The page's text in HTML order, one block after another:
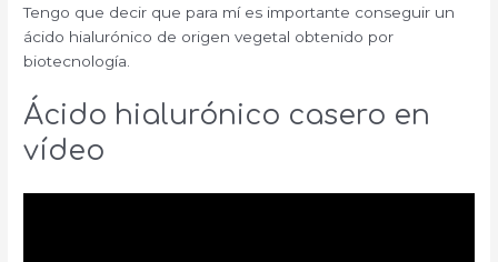
Tengo que decir que para mí es importante conseguir un
ácido hialurónico de origen vegetal obtenido por
biotecnología.
Ácido hialurónico casero en
vídeo